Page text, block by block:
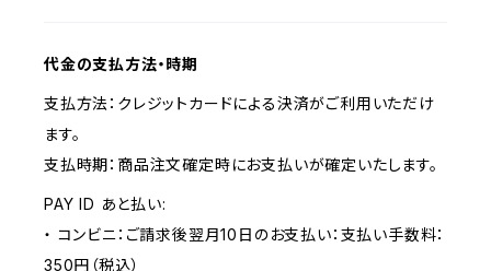
代金の支払方法・時期
支払方法：クレジットカードによる決済がご利用いただけ
ます。
支払時期：商品注文確定時にお支払いが確定いたします。
PAY ID あと払い:
・ コンビニ：ご請求後翌月10日のお支払い：支払い手数料：
350円（税込）